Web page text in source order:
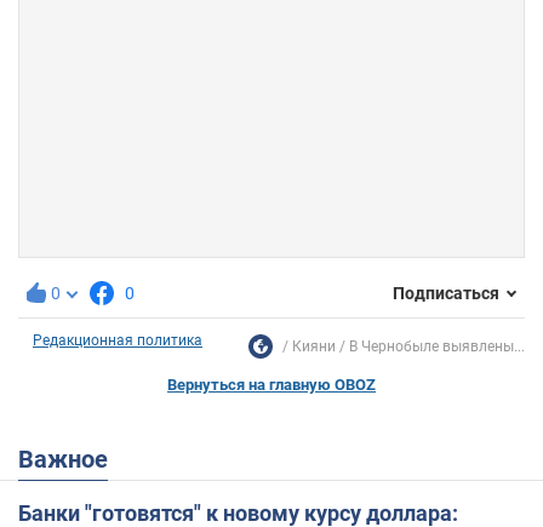
0 0 Подписаться
Редакционная политика Кияни В Чернобыле выявлены...
Вернуться на главную OBOZ
Важное
Банки "готовятся" к новому курсу доллара: